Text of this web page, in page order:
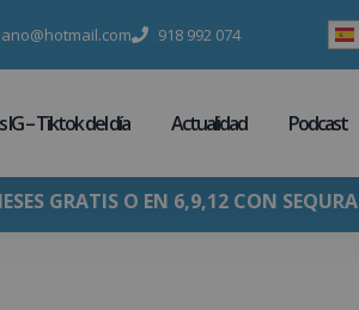
918 992 074
– Tiktok del día Actualidad Podcast
GRATIS O EN 6,9,12 CON SEQURA